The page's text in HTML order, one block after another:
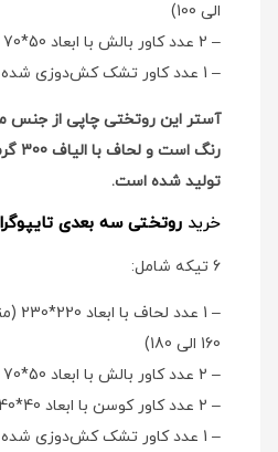
الی 100)
– 2 عدد کاور بالش با ابعاد 50*70
– 1 عدد کاور تشک کش‌دوزی شده با ابعاد 25*200*90
آستر این روتختی چاپی از جنس
رنگ
تولید شده است.
خرید روتختی سه بعدی
6 تیکه شامل:
– 1
160 الی 180)
– 2 عدد کاور بالش با ابعاد 50*70
– 2 عدد کاور کوسن با ابعاد 40*40
– 1 عدد کاور تشک کش‌دوزی شده با ابعاد 25*200*160